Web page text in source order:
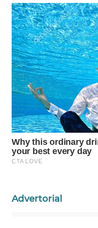
Advertorial
NET
WAHANA
SPORT
WAHANA
UMKM
WAHANA
SELEB
WAHANA
PERSONA